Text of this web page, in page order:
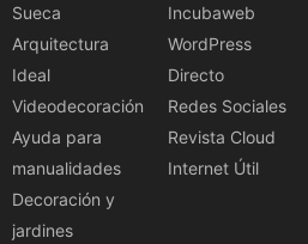
Sueca
Arquitectura
Ideal
Videodecoración
Ayuda para
manualidades
Decoración y
jardines
Incubaweb
WordPress
Directo
Redes Sociales
Revista Cloud
Internet Útil